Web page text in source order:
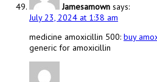
Jamesamown says:
July 23, 2024 at 1:38 am
medicine amoxicillin 500: buy
generic for amoxicillin